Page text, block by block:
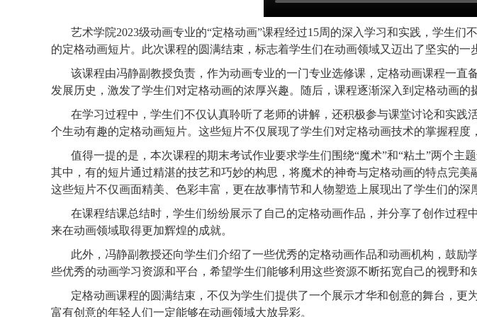
艺术学院2023级动画专业的“定格动画”课程经过15周的深入学习和实践，学生们
的定格动画短片。此次课程的圆满结束，标志着学生们在动画领域又迈出了坚实的一
该课程由冯静副教授负责，作为动画专业的一门专业选修课，定格动画课程一直
发展历史，激发了学生们对定格动画的浓厚兴趣。随后，课程逐渐深入到定格动画
在学习过程中，学生们不仅认真聆听了老师的讲解，还积极参与课堂讨论和实
个生动有趣的定格动画短片。这些短片不仅展现了学生们对定格动画技术的掌握程度
值得一提的是，本次课程的期末考试作业要求学生们围绕“魔术”和“粘土”两个主
其中，有的短片通过精湛的技艺和巧妙的构思，将魔术的神奇与定格动画的特点完
这些短片不仅画面精美、色彩丰富，更在故事情节和人物塑造上展现出了学生们的深
在课程结课总结时 ，学生们纷纷展示了自己的定格动画作品，并分享了创作过程
来在动画领域取得更加辉煌的成就。
此外，冯静副教授还向学生们介绍了一些优秀的定格动画作品和动画机构，鼓
些优秀的动画学习资源和平台，希望学生们能够利用这些资源不断拓宽自己的视野和
定格动画课程的圆满结束，不仅为学生们提供了一个展示才华和创意的舞台，更
富有创意的年轻人们一定能够在动画领域大放异彩。